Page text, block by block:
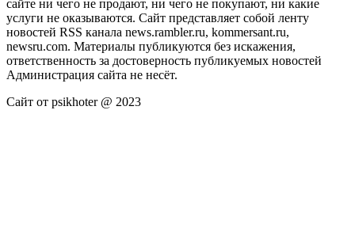
сайте ни чего не продают, ни чего не покупают, ни какие
услуги не оказываются. Сайт представляет собой ленту
новостей RSS канала news.rambler.ru, kommersant.ru,
newsru.com. Материалы публикуются без искажения,
ответственность за достоверность публикуемых новостей
Администрация сайта не несёт.
Сайт от psikhoter @ 2023